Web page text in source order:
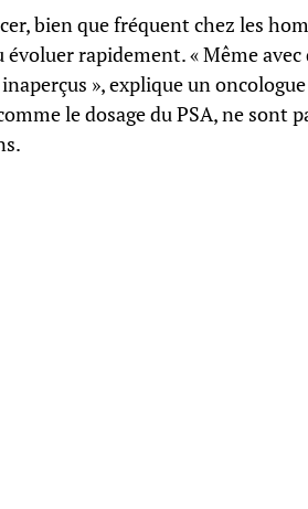
bien que fréquent chez les
rapidement. « Même
», explique un
le dosage du PSA, ne sont